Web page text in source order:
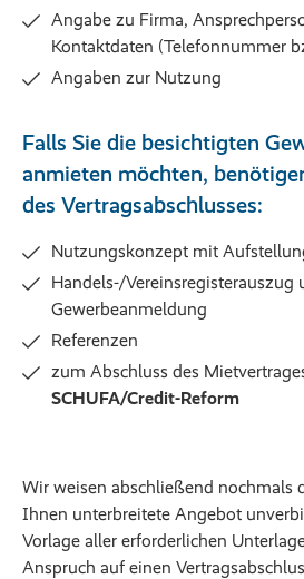
Angabe zu Firma,
Kontaktdaten (Telefonnummer
Angaben zur Nutzung
Falls Sie die besichtigten
anmieten möchten,
des Vertragsabschlusses:
Nutzungskonzept mit
Handels-/Vereinsregisterauszug
Gewerbeanmeldung
Referenzen
zum Abschluss des
SCHUFA/Credit-Reform
Wir weisen abschließend nochmals
Ihnen unterbreitete Angebot
Vorlage aller erforderlichen
Anspruch auf einen